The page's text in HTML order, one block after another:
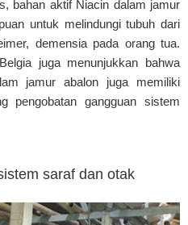
bahan aktif Niacin dalam jamur
untuk melindungi tubuh dari
demensia pada orang tua.
juga menunjukkan bahwa
jamur abalon juga memiliki
pengobatan gangguan sistem
saraf dan otak